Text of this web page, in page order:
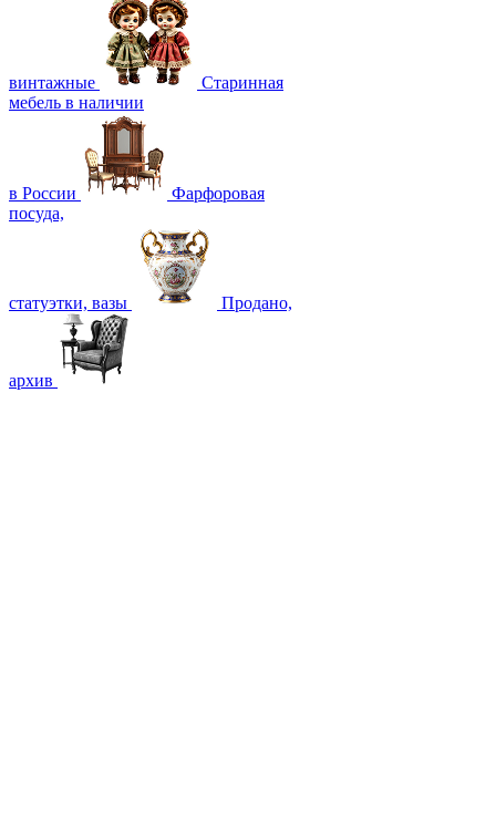
винтажные
Старинная
мебель в наличии
в России
Фарфоровая
посуда,
статуэтки, вазы Продано,
архив